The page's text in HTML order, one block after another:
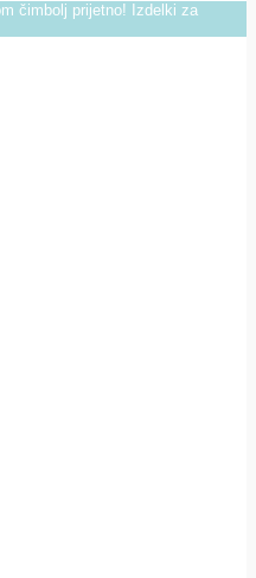
čimbolj prijetno! Izdelki za